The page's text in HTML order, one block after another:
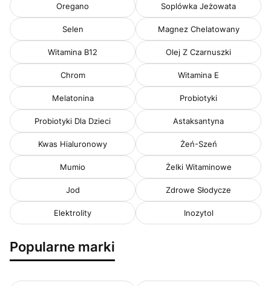
Oregano Soplówka Jeżowata
Selen Magnez Chelatowany
Witamina B12 Olej Z Czarnuszki
Chrom Witamina E
Melatonina Probiotyki
Probiotyki Dla Dzieci Astaksantyna
Kwas Hialuronowy Żeń-Szeń
Mumio Żelki Witaminowe
Jod Zdrowe Słodycze
Elektrolity Inozytol
Popularne marki